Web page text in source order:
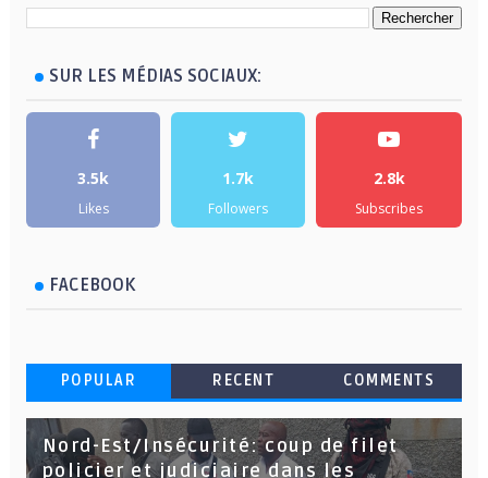
SUR LES MÉDIAS SOCIAUX:
3.5k
Likes
1.7k
Followers
2.8k
Subscribes
FACEBOOK
POPULAR RECENT COMMENTS
Nord-Est/Insécurité: coup de filet
policier et judiciaire dans les